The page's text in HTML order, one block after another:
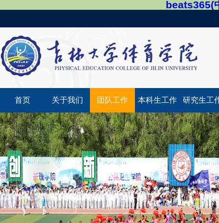
beats365(
首页 关于我们 团队工作 本科生工作 研究生工